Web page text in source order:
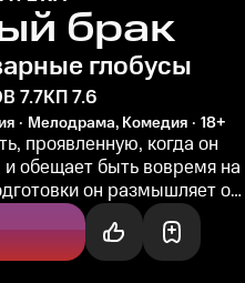
брак
глобусы
7.7КП 7.6
Мелодрама, Комедия 18+
проявленную, когда он
обещает быть вовремя на
он размышляет о